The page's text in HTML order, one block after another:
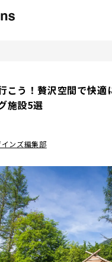
こう！贅沢空間で快適
施設5選
ンズ編集部